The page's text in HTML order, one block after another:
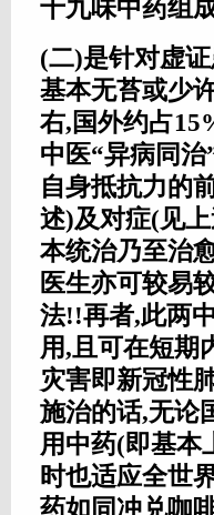
十九味中药组
(二)是针对虚
基本无苔或少
右,国外约占
中医“异病同
自身抵抗力的
述)及对症(见
本统治乃至治
医生亦可较易
法!!再者,此两
用,且可在短期
灾害即新冠性
施治的话,无论
用中药(即基本
时也适应全世
药如同冲兑咖